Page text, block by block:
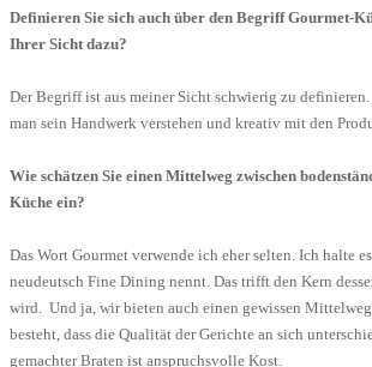
Definieren Sie sich auch über den Begriff Gourmet-
Ihrer Sicht dazu?
Der Begriff ist aus meiner Sicht schwierig zu
man sein Handwerk verstehen und kreativ mit den
Wie schätzen Sie einen Mittelweg zwischen
Küche ein?
Das Wort Gourmet verwende ich eher selten. Ich halte
neudeutsch Fine Dining nennt. Das trifft den Kern
wird. Und ja, wir bieten auch einen gewissen
besteht, dass die Qualität der Gerichte an sich
gemachter Braten ist anspruchsvolle Kost.